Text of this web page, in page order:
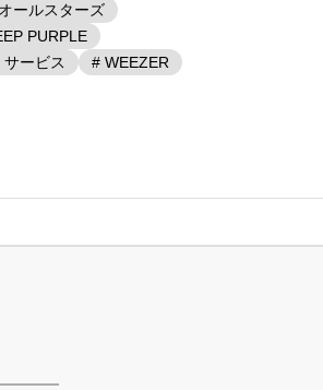
ールスターズ
PURPLE
ービス
# WEEZER